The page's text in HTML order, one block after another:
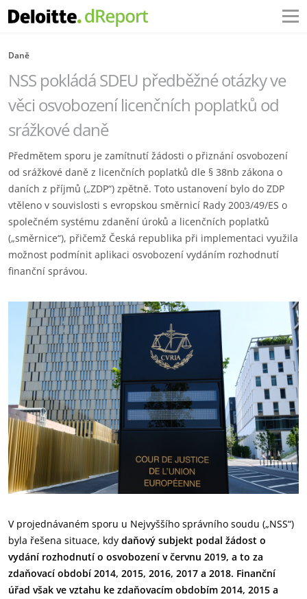
Daně
NSS pokládá SDEU předběžné otázky ve
věci osvobození licenčních poplatků od
srážkové daně
Předmětem sporu je zamítnutí žádosti o přiznání osvobození
od srážkové daně z licenčních poplatků dle § 38nb zákona o
daních z příjmů („ZDP“) zpětně. Toto ustanovení bylo do ZDP
vtěleno v souvislosti s evropskou směrnicí Rady 2003/49/ES o
společném systému zdanění úroků a licenčních poplatků
(„směrnice“), přičemž Česká republika při implementaci využila
možnost podmínit aplikaci osvobození vydáním rozhodnutí
finanční správou.
V projednávaném sporu u Nejvyššího správního soudu („NSS“)
byla řešena situace, kdy daňový subjekt podal žádost o
vydání rozhodnutí o osvobození v červnu 2019, a to za
zdaňovací období 2014, 2015, 2016, 2017 a 2018. Finanční
úřad však ve vztahu ke zdaňovacím obdobím 2014, 2015 a